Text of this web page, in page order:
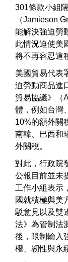
301條款小組
（Jamieson
能解決強迫勞
此情況迫使美
將不再容忍這
美國貿易代表
迫勞動商品進
貿易協議》（
體，例如台灣
10%的額外關
南韓、巴西和
外關稅。
對此，行政院
公報目前並未
工作小組表示
國就積極與美
駁意見以及雙
法》為管制法
後，限制輸入
權、韌性與永